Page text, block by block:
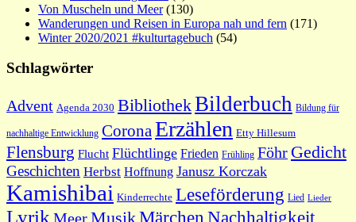
Von Muscheln und Meer(130)
Wanderungen und Reisen in Europa nah und fern (171)
Winter 2020/2021 #kulturtagebuch (54)
Schlagwörter
Advent Agenda 2030 BibliothekBilderbuch Bildung für
nachhaltige Entwicklung Corona Erzählen Etty Hillesum
Flensburg Flucht Flüchtlinge Frieden Frühling Föhr Gedicht
Geschichten Herbst Hoffnung Janusz Korczak
Kamishibai Kinderrechte Leseförderung Lied Lieder
Lyrik MeerMusikMärchen Nachhaltigkeit